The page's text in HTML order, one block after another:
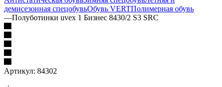
демисезонная спецобувьОбувь VERTПолимерная обувь
—Полуботинки uvex 1 Бизнес 8430/2 S3 SRC
Артикул: 84302